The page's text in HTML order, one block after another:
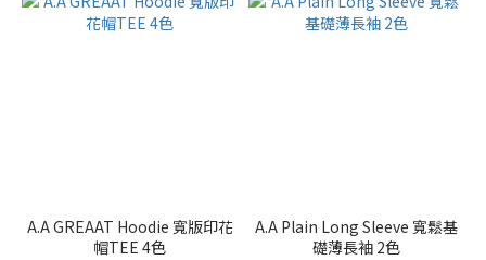
A.A GREAAT Hoodie 寬版印花
帽TEE 4色
A.A Plain Long Sleeve 寬鬆基
礎薄長袖 2色